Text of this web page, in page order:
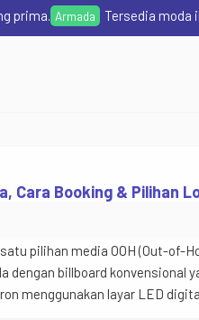
Armada Tersedia moda iklan di
Cara Booking & Pilihan
pilihan media OOH (Out-of-
dengan billboard konvensional
menggunakan layar LED